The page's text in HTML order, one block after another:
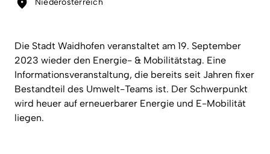
Die Stadt Waidhofen veranstaltet am 19. September
2023 wieder den Energie- & Mobilitätstag. Eine
Informationsveranstaltung, die bereits seit Jahren fixer
Bestandteil des Umwelt-Teams ist. Der Schwerpunkt
wird heuer auf erneuerbarer Energie und E-Mobilität
liegen.